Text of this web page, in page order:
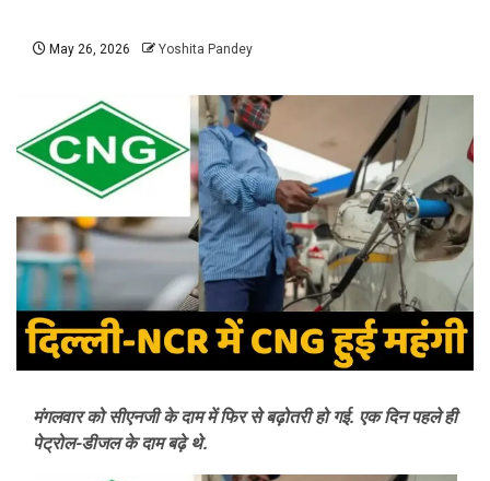
May 26, 2026 Yoshita Pandey
मंगलवार को सीएनजी के दाम में फिर से बढ़ोतरी हो गई. एक दिन पहले ही
पेट्रोल-डीजल के दाम बढ़े थे.